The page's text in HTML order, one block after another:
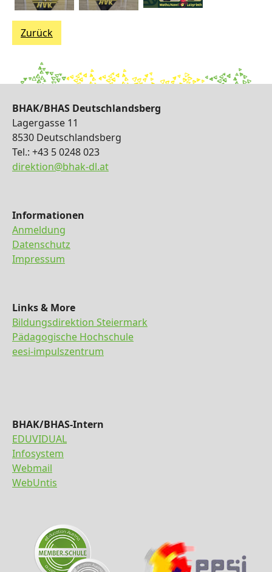
Zurück
BHAK/BHAS Deutschlandsberg
Lagergasse 11
8530 Deutschlandsberg
Tel.: +43 5 0248 023
direktion@bhak-dl.at
Informationen
Anmeldung
Datenschutz
Impressum
Links & More
Bildungsdirektion Steiermark
Pädagogische Hochschule
eesi-impulszentrum
BHAK/BHAS-Intern
EDUVIDUAL
Infosystem
Webmail
WebUntis